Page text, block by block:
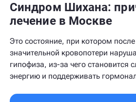
Синдром Шихана:
лечение в Москве
Это состояние, при котором
значительной кровопотери
гипофиза, из-за чего становится
энергию и поддерживать